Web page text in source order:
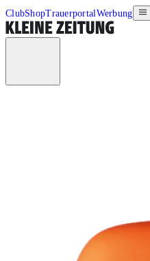
ClubShopTrauerportalWerbung